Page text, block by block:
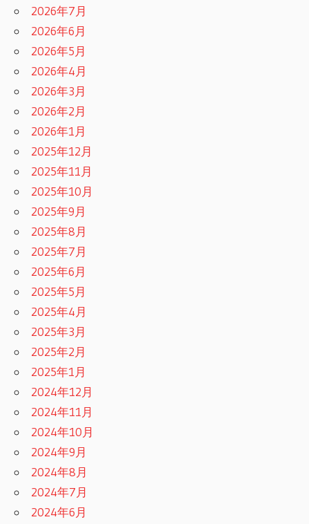
2026年7月
2026年6月
2026年5月
2026年4月
2026年3月
2026年2月
2026年1月
2025年12月
2025年11月
2025年10月
2025年9月
2025年8月
2025年7月
2025年6月
2025年5月
2025年4月
2025年3月
2025年2月
2025年1月
2024年12月
2024年11月
2024年10月
2024年9月
2024年8月
2024年7月
2024年6月